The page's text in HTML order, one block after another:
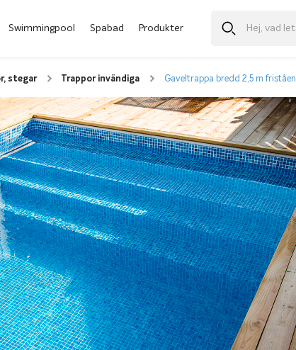
Swimmingpool Spabad Produkter
stegar Trappor invändiga Gaveltrappa bredd 2,5 m